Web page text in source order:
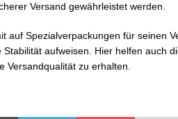
Versand gewährleistet werden.
auf Spezialverpackungen für seinen
aufweisen. Hier helfen auch
Versandqualität zu erhalten.